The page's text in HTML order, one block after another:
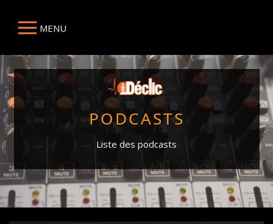
MENU
PODCASTS
Liste des podcasts